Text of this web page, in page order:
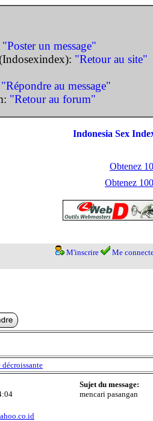
"Poster un message"
"Retour au site"
"Répondre au message"
"Retour au forum"
Indonesia Sex
Obtenez
Obtenez
M'inscrire Me
Sujet du message:
mencari pasangan